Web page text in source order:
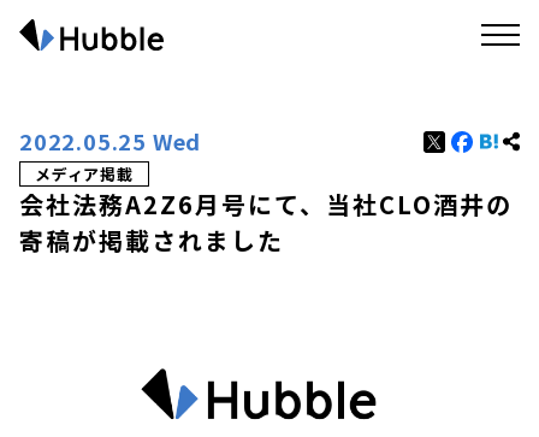
2022.05.25 Wed
メディア掲載
会社法務A2Z6月号にて、当社CLO酒井の
寄稿が掲載されました